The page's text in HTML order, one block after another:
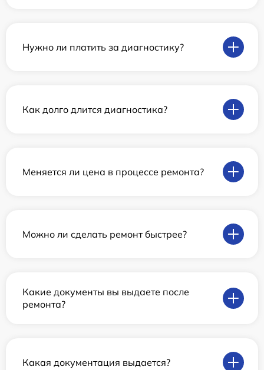
Нужно ли платить за диагностику?
Как долго длится диагностика?
Меняется ли цена в процессе ремонта?
Можно ли сделать ремонт быстрее?
Какие документы вы выдаете после
ремонта?
Какая документация выдается?